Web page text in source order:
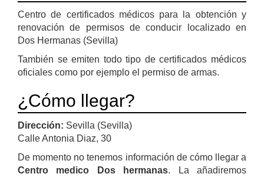
Centro de certificados médicos para la obtención y
renovación de permisos de conducir localizado en
Dos Hermanas (Sevilla)
También se emiten todo tipo de certificados médicos
oficiales como por ejemplo el permiso de armas.
¿Cómo llegar?
Dirección: Sevilla (Sevilla)
Calle Antonia Diaz, 30
De momento no tenemos información de cómo llegar a
Centro medico Dos hermanas. La añadiremos